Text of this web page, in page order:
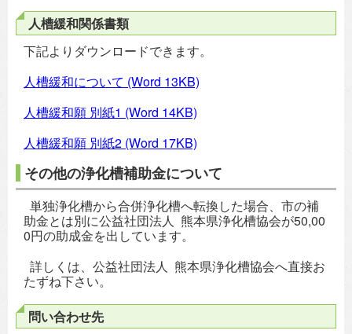
人槽緩和関係書類
下記よりダウンロードできます。
人槽緩和について (Word 13KB)
人槽緩和願 別紙1 (Word 14KB)
人槽緩和願 別紙2 (Word 17KB)
その他の浄化槽補助金について
単独浄化槽から合併浄化槽へ転換した場合、市の補
助金とは別に公益社団法人 熊本県浄化槽協会が50,00
0円の助成金を出しています。
詳しくは、公益社団法人 熊本県浄化槽協会へ直接お
たずね下さい。
問い合わせ先